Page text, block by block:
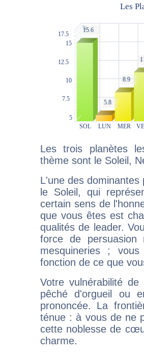
Les trois planètes
thème sont le Soleil,
L'une des
le Soleil, qui
certain sens de
que vous êtes est
qualités de leader.
force de
mesquineries ;
fonction de ce que
Votre vulnérabilité
pêché d'orgueil ou
prononcée. La
ténue : à vous de ne
cette noblesse de
charme.